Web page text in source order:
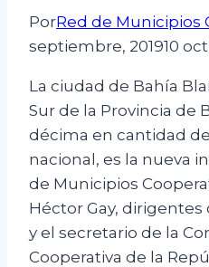
PorRed de Municipios
septiembre, 201910
La ciudad de Bahía
Sur de la Provincia de
décima en cantidad
nacional, es la nueva
de Municipios
Héctor Gay,
y el secretario de la
Cooperativa de la